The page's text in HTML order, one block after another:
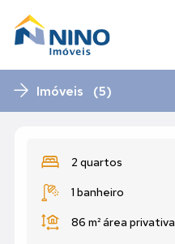
Imóveis (5)
2 quartos
1 banheiro
86 m²área privativa